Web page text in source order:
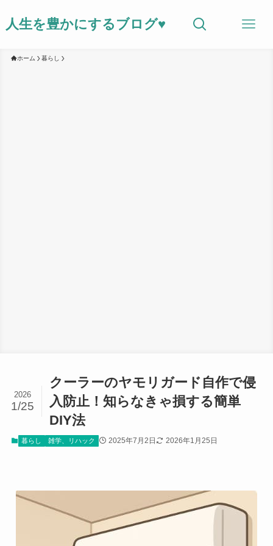
人生を豊かにするブログ♥
ホーム 暮らし
クーラーのヤモリガード自作で侵
入防止！知らなきゃ損する簡単
DIY法
2026
1/25
暮らし 雑学、リハック 2025年7月2日 2026年1月25日